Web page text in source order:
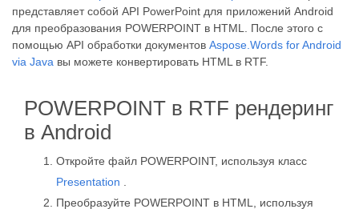
представляет собой API PowerPoint для приложений Android
для преобразования POWERPOINT в HTML. После этого с
помощью API обработки документов Aspose.Words for Android
via Java вы можете конвертировать HTML в RTF.
POWERPOINT в RTF рендеринг
в Android
Откройте файл POWERPOINT, используя класс
Presentation
Преобразуйте POWERPOINT в HTML, используя